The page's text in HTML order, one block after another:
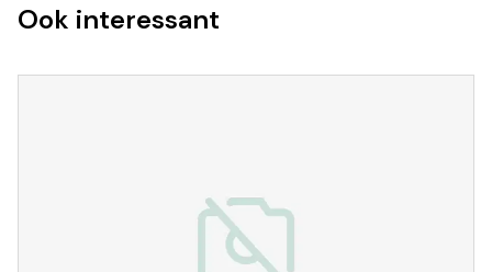
Ook interessant